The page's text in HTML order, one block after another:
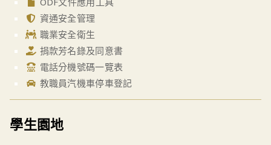
資通安全管理
職業安全衛生
捐款芳名錄及同意書
電話分機號碼一覽表
教職員汽機車停車登記
學生園地